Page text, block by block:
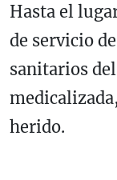
Hasta el
de servicio
sanitarios
herido.